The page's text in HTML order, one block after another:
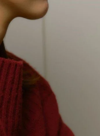
#刻印可
ブランド
カテゴリー